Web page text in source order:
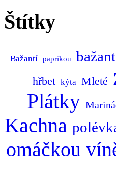
Štítky
Bažantí paprikou
hřbet kýta Mleté
Plátky
Kachna
omáčkou